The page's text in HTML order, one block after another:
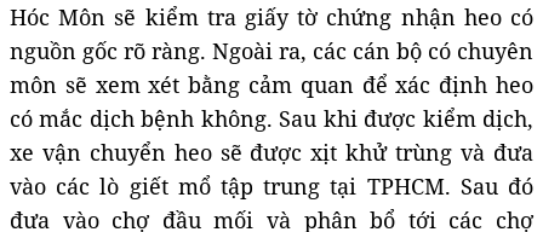
Hóc Môn sẽ kiểm tra giấy tờ chứng nhận heo có
nguồn gốc rõ ràng. Ngoài ra, các cán bộ có chuyên
môn sẽ xem xét bằng cảm quan để xác định heo
có mắc dịch bệnh không. Sau khi được kiểm dịch,
xe vận chuyển heo sẽ được xịt khử trùng và đưa
vào các lò giết mổ tập trung tại TPHCM. Sau đó
đưa vào chợ đầu mối và phân bổ tới các chợ